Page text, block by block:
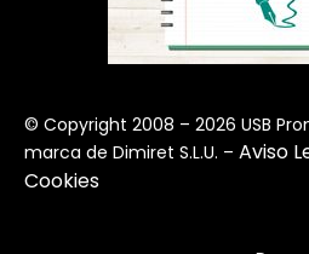
© Copyright 2008 – 2026 USB
marca de Dimiret S.L.U. – Aviso
Cookies